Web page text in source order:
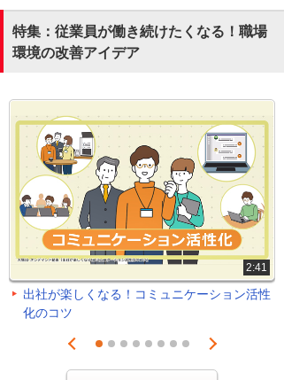
特集：従業員が働き続けたくなる！職場
環境の改善アイデア
2:41
出社が楽しくなる！コミュニケーション活性
化のコツ
Prev
1 2 3 4 5 6 7 8
Next